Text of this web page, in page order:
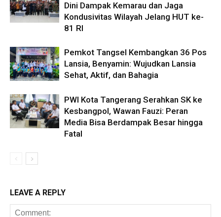
Dini Dampak Kemarau dan Jaga
Kondusivitas Wilayah Jelang HUT ke-
81 RI
Pemkot Tangsel Kembangkan 36 Pos
Lansia, Benyamin: Wujudkan Lansia
Sehat, Aktif, dan Bahagia
PWI Kota Tangerang Serahkan SK ke
Kesbangpol, Wawan Fauzi: Peran
Media Bisa Berdampak Besar hingga
Fatal
LEAVE A REPLY